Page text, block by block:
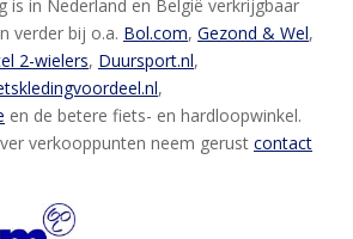
is in Nederland en België verkrijgbaar
verder bij o.a. Bol.com, Gezond & Wel,
2-wielers, Duursport.nl,
,
en de betere fiets- en hardloopwinkel.
verkooppunten neem gerust contact